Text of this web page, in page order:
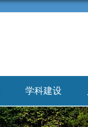
学科建设